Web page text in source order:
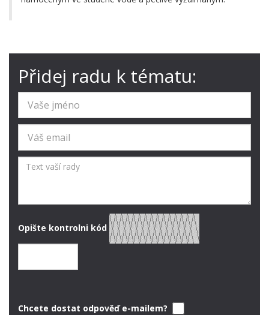
Přidej radu k tématu:
Opište kontrolni kód
Chcete dostat odpověď e-mailem?